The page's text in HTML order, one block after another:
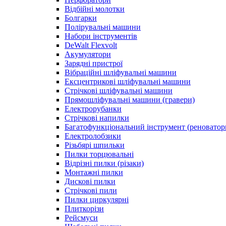
Відбійні молотки
Болгарки
Полірувальні машини
Набори інструментів
DeWalt Flexvolt
Акумулятори
Зарядні пристрої
Вібраційні шліфувальні машини
Ексцентрикові шліфувальні машини
Стрічкові шліфувальні машини
Прямошліфувальні машини (гравери)
Електрорубанки
Стрічкові напилки
Багатофункціональний інструмент
Електролобзики
Різьбярі шпильки
Пилки торцювальні
Відрізні пилки (різаки)
Монтажні пилки
Дискові пилки
Стрічкові пили
Пилки циркулярні
Плиткорізи
Рейсмуси